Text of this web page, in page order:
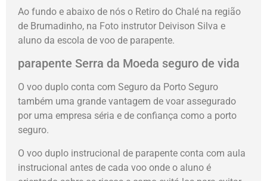
Ao fundo e abaixo de nós o Retiro do Chalé na região
de Brumadinho, na Foto instrutor Deivison Silva e
aluno da escola de voo de parapente.
parapente Serra da Moeda seguro de vida
O voo duplo conta com Seguro da Porto Seguro
também uma grande vantagem de voar assegurado
por uma empresa séria e de confiança como a porto
seguro.
O voo duplo instrucional de parapente conta com aula
instrucional antes de cada voo onde o aluno é